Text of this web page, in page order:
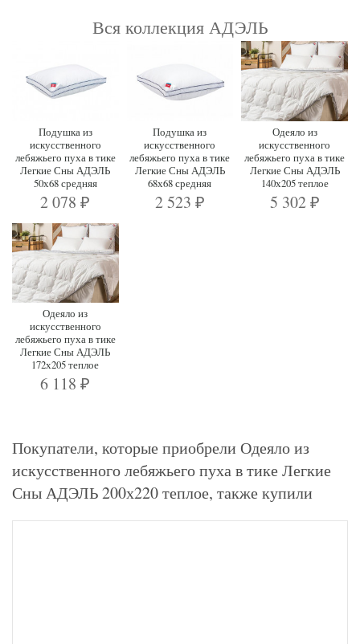
Вся коллекция АДЭЛЬ
Подушка из
искусственного
лебяжьего пуха в тике
Легкие Сны АДЭЛЬ
50х68 средняя
2 078₽
Подушка из
искусственного
лебяжьего пуха в тике
Легкие Сны АДЭЛЬ
68х68 средняя
2 523 ₽
Одеяло из
искусственного
лебяжьего пуха в тике
Легкие Сны АДЭЛЬ
140х205 теплое
5 302 ₽
Одеяло из
искусственного
лебяжьего пуха в тике
Легкие Сны АДЭЛЬ
172х205 теплое
6 118₽
Покупатели, которые приобрели Одеяло из
искусственного лебяжьего пуха в тике Легкие
Сны АДЭЛЬ 200х220 теплое, также купили